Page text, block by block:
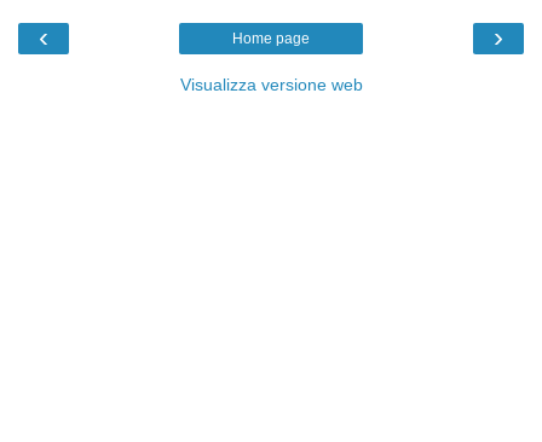
‹ ›
Home page
Visualizza versione web